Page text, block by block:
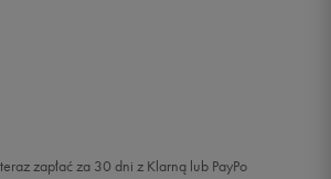
zapłać za 30 dni z Klarną lub PayPo